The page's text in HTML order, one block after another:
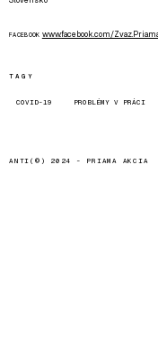
FACEBOOK www.facebook.com/
TAGY
COVID-19 PROBLÉMY V PRÁCI
ANTI(©) 2024 - PRIAMA AKCIA